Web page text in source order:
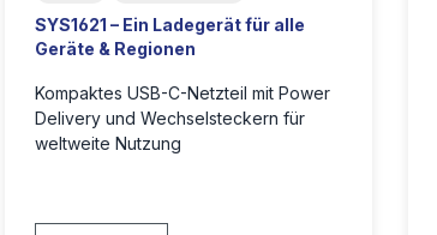
SYS1621 – Ein Ladegerät für alle
Geräte & Regionen
Kompaktes USB-C-Netzteil mit Power
Delivery und Wechselsteckern für
weltweite Nutzung